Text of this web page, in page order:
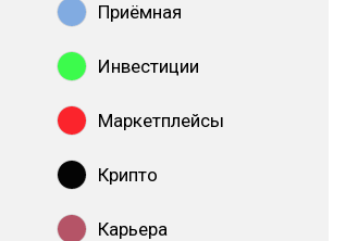
Приёмная
Инвестиции
Маркетплейсы
Крипто
Карьера